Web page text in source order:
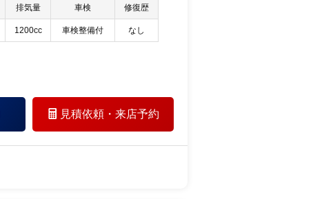
排気量 車検 修復歴
1200cc 車検整備付 なし
見積依頼・ 来店予約